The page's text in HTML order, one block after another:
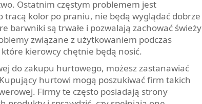
Ostatnim częstym problemem jest
tracą kolor po praniu, nie będą wyglądać dobrze
barwniki są trwałe i pozwalają zachować świeży
związane z użytkowaniem podczas
kierowcy chętnie będą nosić.
do zakupu hurtowego, możesz zastanawiać
hurtowi mogą poszukiwać firm takich
Firmy te często posiadają strony